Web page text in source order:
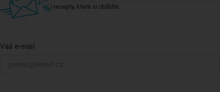
i recepty, které si oblíbíte.
Váš e-mail